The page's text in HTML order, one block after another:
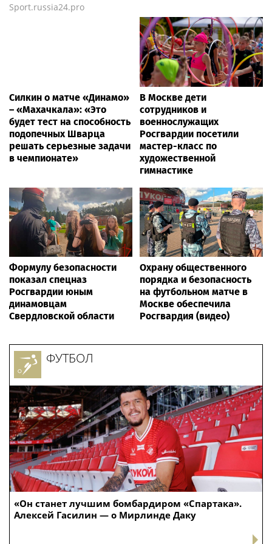
Sport.russia24.pro
Силкин о матче «Динамо»
– «Махачкала»: «Это
будет тест на способность
подопечных Шварца
решать серьезные задачи
в чемпионате»
В Москве дети
сотрудников и
военнослужащих
Росгвардии посетили
мастер-класс по
художественной
гимнастике
Формулу безопасности
показал спецназ
Росгвардии юным
динамовцам
Свердловской области
Охрану общественного
порядка и безопасность
на футбольном матче в
Москве обеспечила
Росгвардия (видео)
«Он станет лучшим бомбардиром «Спартака».
Алексей Гасилин — о Мирлинде Даку
ФУТБОЛ